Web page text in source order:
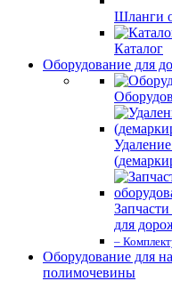
Шланги
Каталог
Оборудование для
для
–
Оборудование для
полимочевины